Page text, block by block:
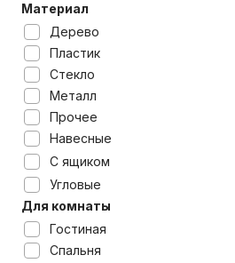
Материал
Дерево
Пластик
Стекло
Металл
Прочее
Навесные
С ящиком
Угловые
Для комнаты
Гостиная
Спальня